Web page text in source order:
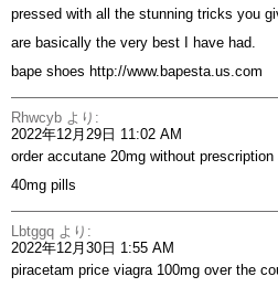
pressed with all the stunning tricks you
are basically the very best I have had.
bape shoes http://www.bapesta.us.com
Rhwcyb より:
2022年12月29日 11:02 AM
order accutane 20mg without prescription
40mg pills
Lbtggq より:
2022年12月30日 1:55 AM
piracetam price viagra 100mg over the